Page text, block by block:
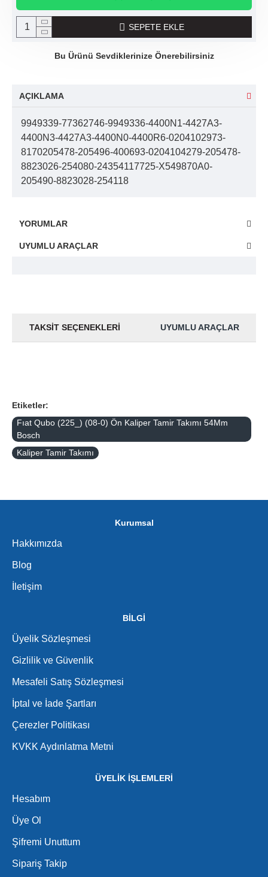
SEPETE EKLE
Bu Ürünü Sevdiklerinize Önerebilirsiniz
AÇIKLAMA
9949339-77362746-9949336-4400N1-4427A3-
4400N3-4427A3-4400N0-4400R6-0204102973-
8170205478-205496-400693-0204104279-205478-
8823026-254080-24354117725-X549870A0-
205490-8823028-254118
YORUMLAR
UYUMLU ARAÇLAR
TAKSIT SEÇENEKLERI UYUMLU ARAÇLAR
Etiketler:
Fıat Qubo (225_) (08-0) Ön Kaliper Tamir Takımı 54Mm
Bosch
Kaliper Tamir Takımı
Kurumsal
Hakkımızda
Blog
İletişim
BİLGİ
Üyelik Sözleşmesi
Gizlilik ve Güvenlik
Mesafeli Satış Sözleşmesi
İptal ve İade Şartları
Çerezler Politikası
KVKK Aydınlatma Metni
ÜYELİK İŞLEMLERİ
Hesabım
Üye Ol
Şifremi Unuttum
Sipariş Takip